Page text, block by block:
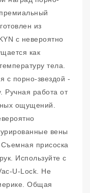
из
с невероятно
как
тела.
с порно-звездой -
Ручная работа от
ощущений.
вены
присоска
Используйте с
U-Lock. Не
Общая